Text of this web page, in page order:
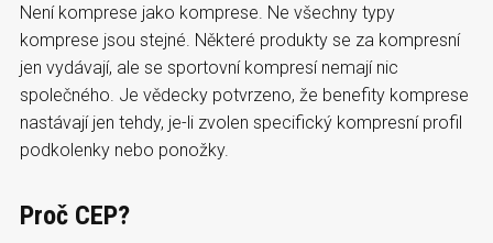
Není komprese jako komprese. Ne všechny typy
komprese jsou stejné. Některé produkty se za kompresní
jen vydávají, ale se sportovní kompresí nemají nic
společného. Je vědecky potvrzeno, že benefity komprese
nastávají jen tehdy, je-li zvolen specifický kompresní profil
podkolenky nebo ponožky.
Proč CEP?